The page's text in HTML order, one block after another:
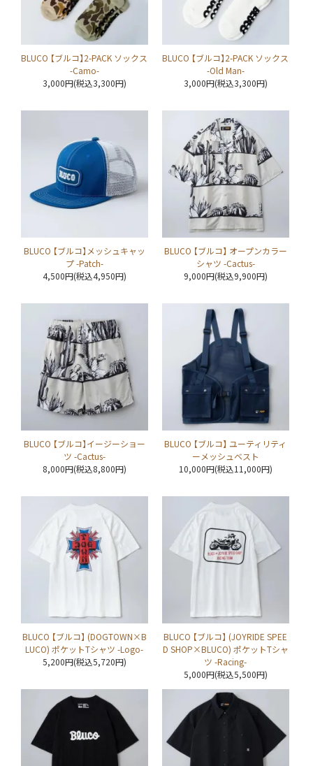
BLUCO 【ブルコ】2-PACK ソックス
-Camo-
3,000円(税込3,300円)
BLUCO 【ブルコ】2-PACK ソックス
-Old Man-
3,000円(税込3,300円)
BLUCO 【ブルコ】メッシュキャッ
プ -Patch-
4,500円(税込4,950円)
BLUCO 【ブルコ】 オープンカラー
シャツ -Cactus-
9,000円(税込9,900円)
BLUCO 【ブルコ】イージーショー
ツ -Cactus-
8,000円(税込8,800円)
BLUCO 【ブルコ】 ユーティリティ
ーメッシュベスト
10,000円(税込11,000円)
BLUCO 【ブルコ】 (DOGTOWN×B
LUCO) ポケットTシャツ -Logo-
5,200円(税込5,720円)
BLUCO 【ブルコ】 (JOYRIDE SPEE
D SHOP×BLUCO) ポケットTシャ
ツ -Racing-
5,000円(税込5,500円)